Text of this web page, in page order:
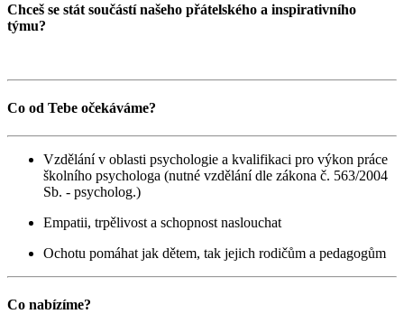
Chceš se stát součástí našeho přátelského a inspirativního
týmu?
Co od Tebe očekáváme?
Vzdělání v oblasti psychologie a kvalifikaci pro výkon práce
školního psychologa (nutné vzdělání dle zákona č. 563/2004
Sb. - psycholog.)
Empatii, trpělivost a schopnost naslouchat
Ochotu pomáhat jak dětem, tak jejich rodičům a pedagogům
Co nabízíme?